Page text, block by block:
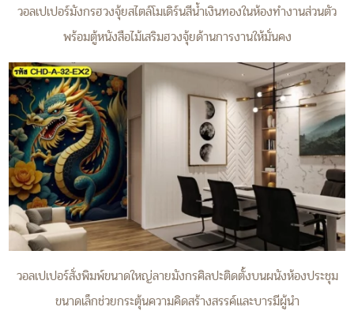
วอลเปเปอร์มังกรฮวงจุ้ยสไตล์โมเดิร์นสีน้ำเงินทองในห้องทำงานส่วนตัว
พร้อมตู้หนังสือไม้เสริมฮวงจุ้ยด้านการงานให้มั่นคง
วอลเปเปอร์สั่งพิมพ์ขนาดใหญ่ลายมังกรศิลปะติดตั้งบนผนังห้องประชุม
ขนาดเล็กช่วยกระตุ้นความคิดสร้างสรรค์และบารมีผู้นำ